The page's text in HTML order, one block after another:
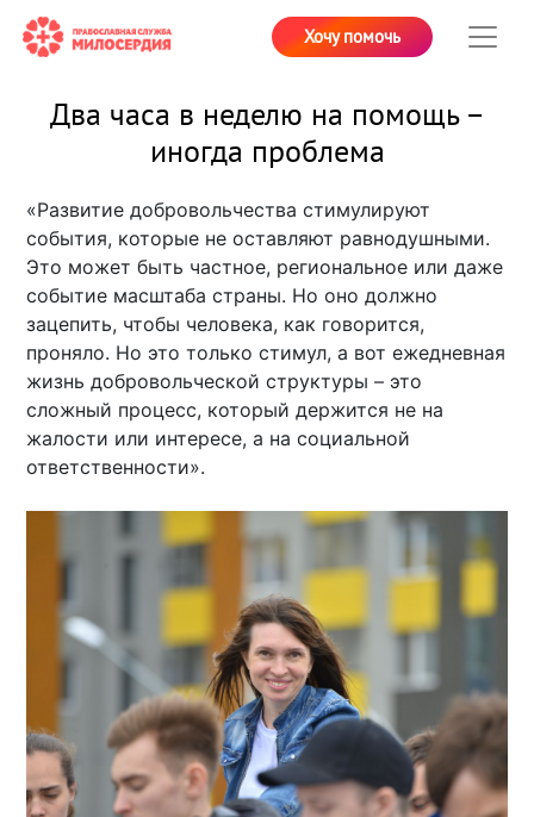
Хочу помочь
Два часа в неделю на помощь –
иногда проблема
«Развитие добровольчества стимулируют
события, которые не оставляют равнодушными.
Это может быть частное, региональное или даже
событие масштаба страны. Но оно должно
зацепить, чтобы человека, как говорится,
проняло. Но это только стимул, а вот ежедневная
жизнь добровольческой структуры – это
сложный процесс, который держится не на
жалости или интересе, а на социальной
ответственности».